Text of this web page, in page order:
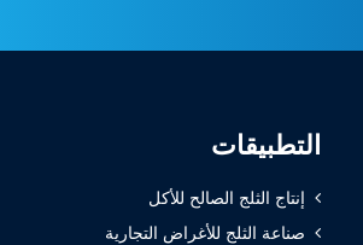
التطبيقات
إنتاج الثلج الصالح للأكل
صناعة الثلج للأغراض التجارية